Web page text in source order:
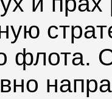
флота.